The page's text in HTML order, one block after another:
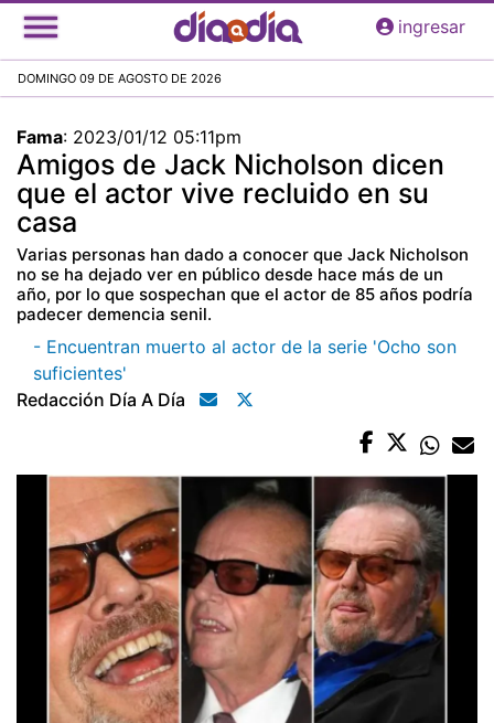
Pasar
al
principal
ingresar
DOMINGO 09 DE AGOSTO DE 2026
Fama: 2023/01/12 05:11pm
Amigos de Jack Nicholson dicen
que el actor vive recluido en su
casa
Varias personas han dado a conocer que Jack Nicholson
no se ha dejado ver en público desde hace más de un
año, por lo que sospechan que el actor de 85 años podría
padecer demencia senil.
- Encuentran muerto al actor de la serie 'Ocho son
suficientes'
Redacción Día A Día